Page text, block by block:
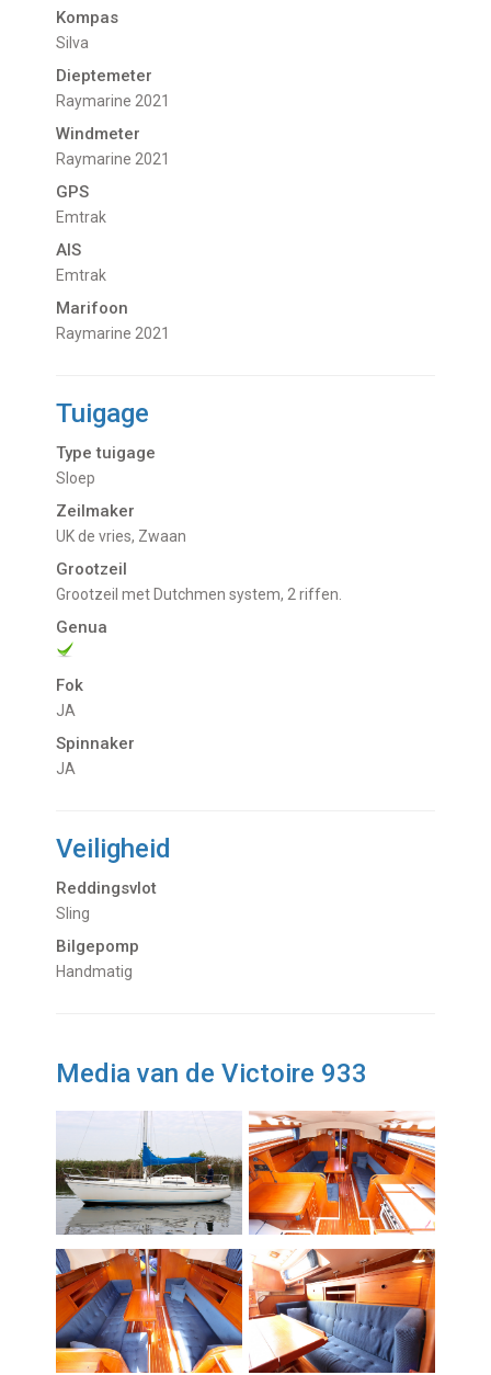
Kompas
Silva
Dieptemeter
Raymarine 2021
Windmeter
Raymarine 2021
GPS
Emtrak
AIS
Emtrak
Marifoon
Raymarine 2021
Tuigage
Type tuigage
Sloep
Zeilmaker
UK de vries, Zwaan
Grootzeil
Grootzeil met Dutchmen system, 2 riffen.
Genua
Fok
JA
Spinnaker
JA
Veiligheid
Reddingsvlot
Sling
Bilgepomp
Handmatig
Media van de Victoire 933